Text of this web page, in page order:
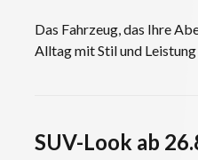
Das Fahrzeug, das Ihre
Alltag mit Stil und
SUV-Look ab